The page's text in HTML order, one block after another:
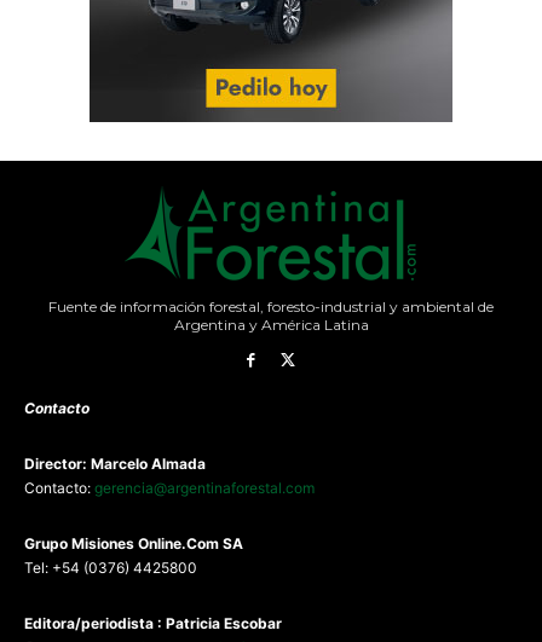
Fuente de información forestal, foresto-industrial y ambiental de
Argentina y América Latina
Contacto
Director: Marcelo Almada
Contacto: gerencia@argentinaforestal.com
Grupo Misiones Online.Com SA
Tel: +54 (0376) 4425800
Editora/periodista : Patricia Escobar